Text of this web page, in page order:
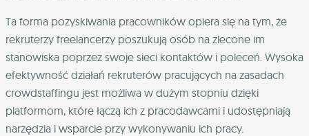
Ta forma pozyskiwania pracowników opiera się na tym, że
rekruterzy freelancerzy poszukują osób na zlecone im
stanowiska poprzez swoje sieci kontaktów i poleceń. Wysoka
efektywność działań rekruterów pracujących na zasadach
crowdstaffingu jest możliwa w dużym stopniu dzięki
platformom, które łączą ich z pracodawcami i udostępniają
narzędzia i wsparcie przy wykonywaniu ich pracy.